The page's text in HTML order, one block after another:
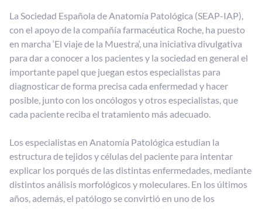
La Sociedad Española de Anatomía Patológica (SEAP-IAP),
con el apoyo de la compañía farmacéutica Roche, ha puesto
en marcha ‘El viaje de la Muestra‘, una iniciativa divulgativa
para dar a conocer a los pacientes y la sociedad en general el
importante papel que juegan estos especialistas para
diagnosticar de forma precisa cada enfermedad y hacer
posible, junto con los oncólogos y otros especialistas, que
cada paciente reciba el tratamiento más adecuado.
Los especialistas en Anatomía Patológica estudian la
estructura de tejidos y células del paciente para intentar
explicar los porqués de las distintas enfermedades, mediante
distintos análisis morfológicos y moleculares. En los últimos
años, además, el patólogo se convirtió en uno de los